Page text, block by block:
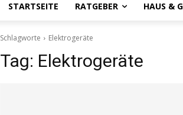
STARTSEITE RATGEBER HAUS &
Schlagworte Elektrogeräte
Tag: Elektrogeräte